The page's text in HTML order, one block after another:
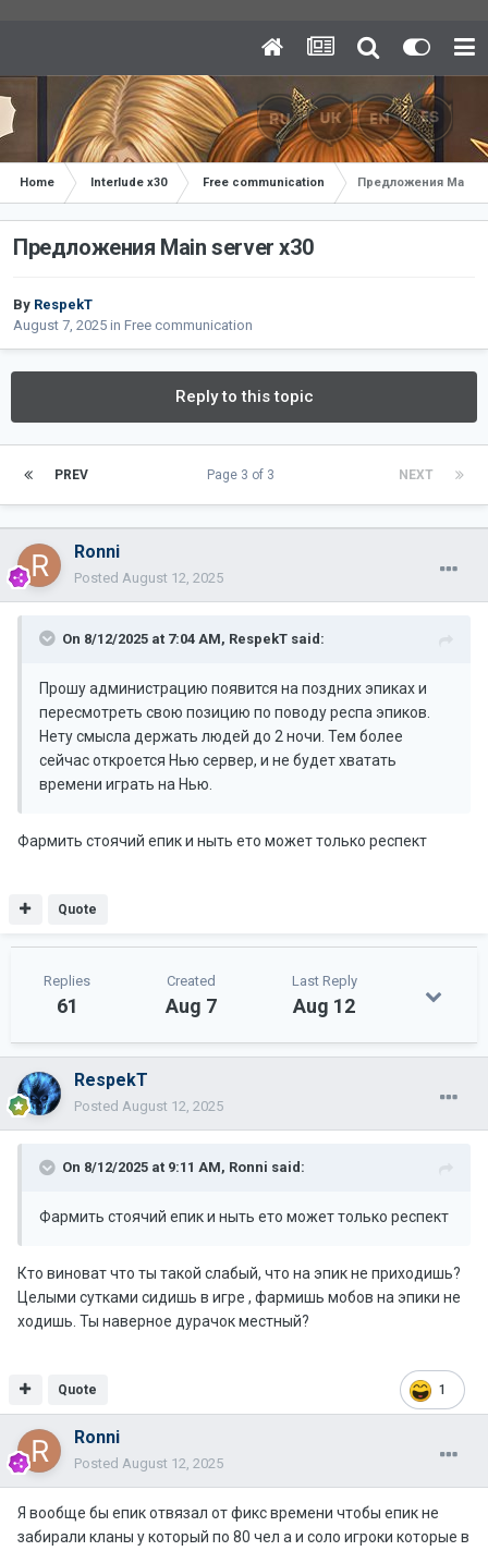
Home Interlude x30 Free communication Предложения Main
Предложения Main server х30
By RespekT
August 7, 2025 in Free communication
Reply to this topic
PREV NEXT
Page 3 of 3
Ronni
Posted August 12, 2025
On 8/12/2025 at 7:04 AM, RespekT said:
Прошу администрацию появится на поздних эпиках и
пересмотреть свою позицию по поводу респа эпиков.
Нету смысла держать людей до 2 ночи. Тем более
сейчас откроется Нью сервер, и не будет хватать
времени играть на Нью.
Фармить стоячий епик и ныть ето может только респект
Quote
Replies
61
Created
Aug 7
Last Reply
Aug 12
RespekT
Posted August 12, 2025
On 8/12/2025 at 9:11 AM, Ronni said:
Фармить стоячий епик и ныть ето может только респект
Кто виноват что ты такой слабый, что на эпик не приходишь?
Целыми сутками сидишь в игре , фармишь мобов на эпики не
ходишь. Ты наверное дурачок местный?
1
Quote
Ronni
Posted August 12, 2025
Я вообще бы епик отвязал от фикс времени чтобы епик не
забирали кланы у который по 80 чел а и соло игроки которые в